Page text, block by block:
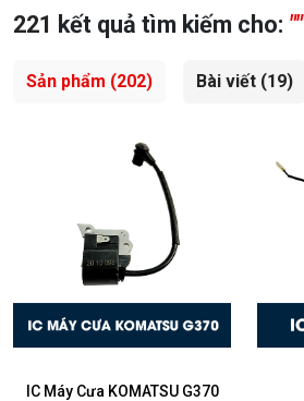
221 kết quả tìm kiếm cho: ""
Sản phẩm (202) Bài viết (19)
IC Máy Cưa KOMATSU G370